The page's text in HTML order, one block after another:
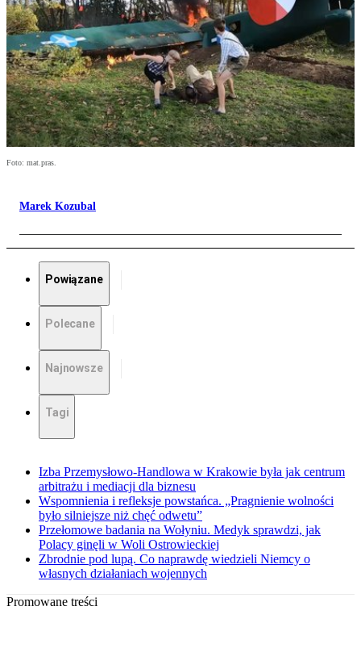
Foto: mat.pras.
Marek Kozubal
Powiązane
Polecane
Najnowsze
Tagi
Izba Przemysłowo-Handlowa w Krakowie była jak centrum
arbitrażu i mediacji dla biznesu
Wspomnienia i refleksje powstańca. „Pragnienie wolności
było silniejsze niż chęć odwetu”
Przełomowe badania na Wołyniu. Medyk sprawdzi, jak
Polacy ginęli w Woli Ostrowieckiej
Zbrodnie pod lupą. Co naprawdę wiedzieli Niemcy o
własnych działaniach wojennych
Promowane treści